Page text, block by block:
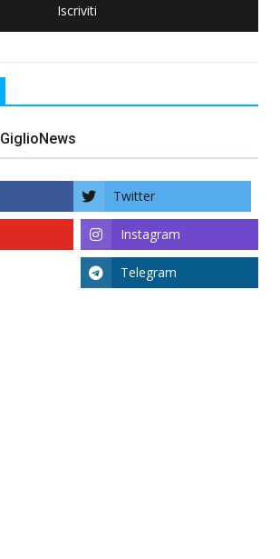
Iscriviti
Twitter
Instagram
Telegram